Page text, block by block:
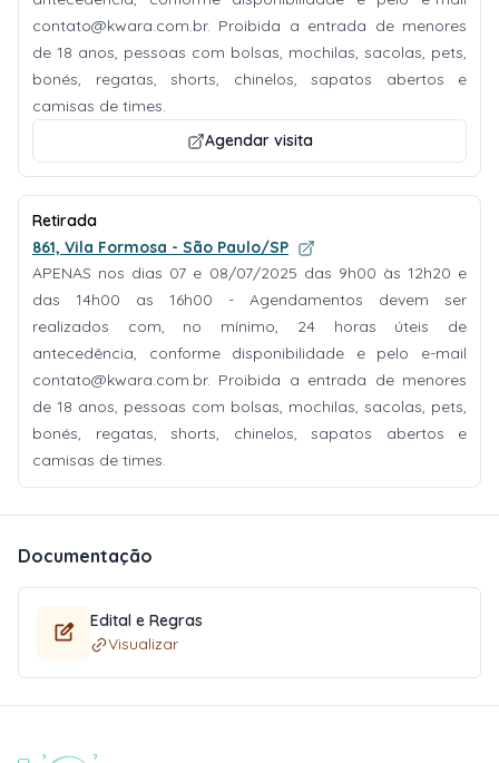
contato@kwara.com.br. Proibida a entrada de menores
de 18 anos, pessoas com bolsas, mochilas, sacolas, pets,
bonés, regatas, shorts, chinelos, sapatos abertos e
camisas de times.
Agendar visita
Retirada
861, Vila Formosa - São Paulo/SP
APENAS nos dias 07 e 08/07/2025 das 9h00 às 12h20 e
das 14h00 as 16h00 - Agendamentos devem ser
realizados com, no mínimo, 24 horas úteis de
antecedência, conforme disponibilidade e pelo e-mail
contato@kwara.com.br. Proibida a entrada de menores
de 18 anos, pessoas com bolsas, mochilas, sacolas, pets,
bonés, regatas, shorts, chinelos, sapatos abertos e
camisas de times.
Documentação
Edital e Regras
Visualizar